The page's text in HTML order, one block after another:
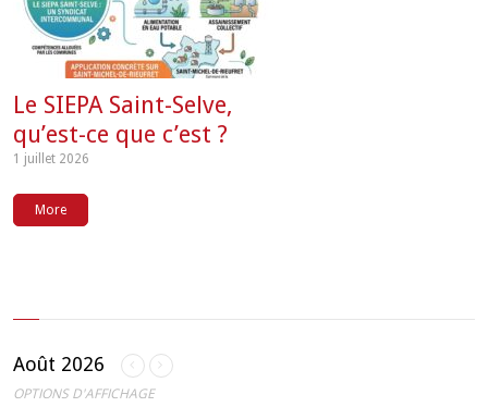
Le SIEPA Saint-Selve,
qu’est-ce que c’est ?
1 juillet 2026
More
Août 2026
OPTIONS D'AFFICHAGE